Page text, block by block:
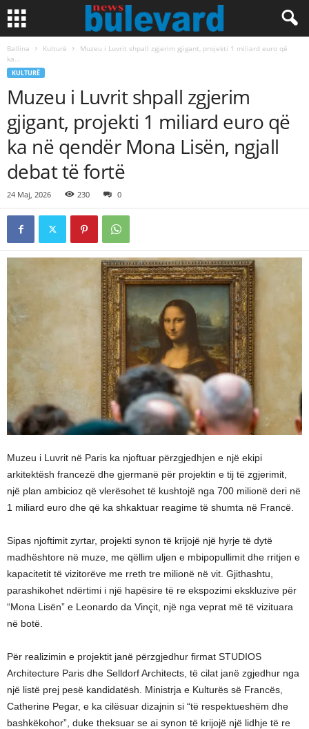
Ballina Kulturë
Muzeu i Luvrit shpall zgjerim gjigant, projekti 1 miliard euro që
ka...
KULTURË
Muzeu i Luvrit shpall zgjerim
gjigant, projekti 1 miliard euro që
ka në qendër Mona Lisën, ngjall
debat të fortë
24 Maj, 2026 230 0
Muzeu i Luvrit në Paris ka njoftuar përzgjedhjen e një ekipi
arkitektësh francezë dhe gjermanë për projektin e tij të zgjerimit,
një plan ambicioz që vlerësohet të kushtojë nga 700 milionë deri në
1 miliard euro dhe që ka shkaktuar reagime të shumta në Francë.
Sipas njoftimit zyrtar, projekti synon të krijojë një hyrje të dytë
madhështore në muze, me qëllim uljen e mbipopullimit dhe rritjen e
kapacitetit të vizitorëve me rreth tre milionë në vit. Gjithashtu,
parashikohet ndërtimi i një hapësire të re ekspozimi ekskluzive për
“Mona Lisën” e Leonardo da Vinçit, një nga veprat më të vizituara
në botë.
Për realizimin e projektit janë përzgjedhur firmat STUDIOS
Architecture Paris dhe Selldorf Architects, të cilat janë zgjedhur nga
një listë prej pesë kandidatësh. Ministrja e Kulturës së Francës,
Catherine Pegar, e ka cilësuar dizajnin si “të respektueshëm dhe
bashkëkohor”, duke theksuar se ai synon të krijojë një lidhje të re